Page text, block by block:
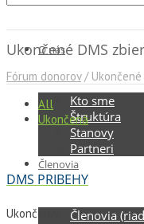
O nás
Kto sme
Štruktúra
Stanovy
Partneri
Členovia
Členovia
Ukončené DMS
Fórum donorov/
All
Ukončená
DMS PRIBEHY
Ukončená